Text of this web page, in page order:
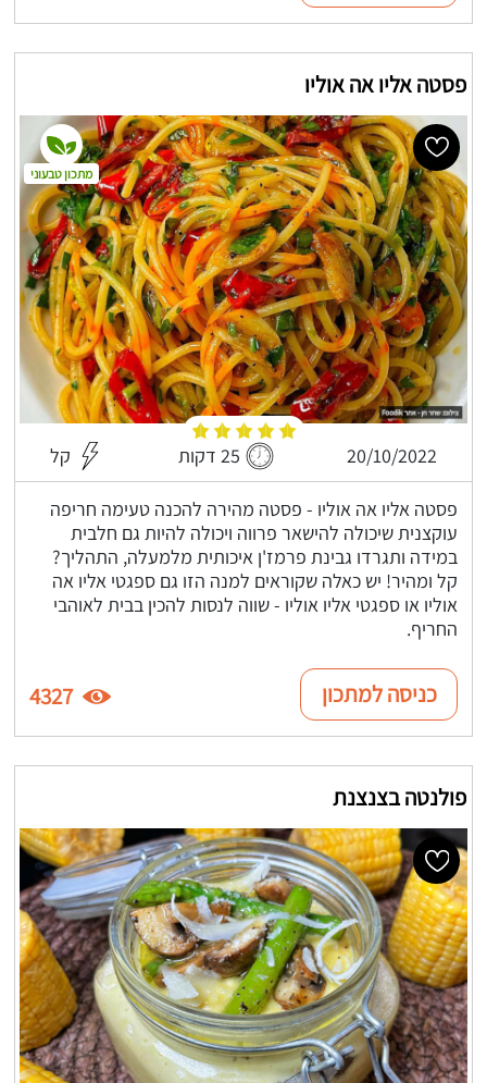
פסטה אליו אה אוליו
20/10/2022 25 דקות קל
פסטה אליו אה אוליו - פסטה מהירה להכנה טעימה חריפה
עוקצנית שיכולה להישאר פרווה ויכולה להיות גם חלבית
במידה ותגרדו גבינת פרמז'ן איכותית מלמעלה, התהליך?
קל ומהיר! יש כאלה שקוראים למנה הזו גם ספגטי אליו אה
אוליו או ספגטי אליו אוליו - שווה לנסות להכין בבית לאוהבי
החריף.
מתכון טבעוני
כניסה למתכון 4327
פולנטה בצנצנת